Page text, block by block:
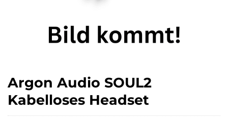
Argon Audio SOUL2
Kabelloses Headset